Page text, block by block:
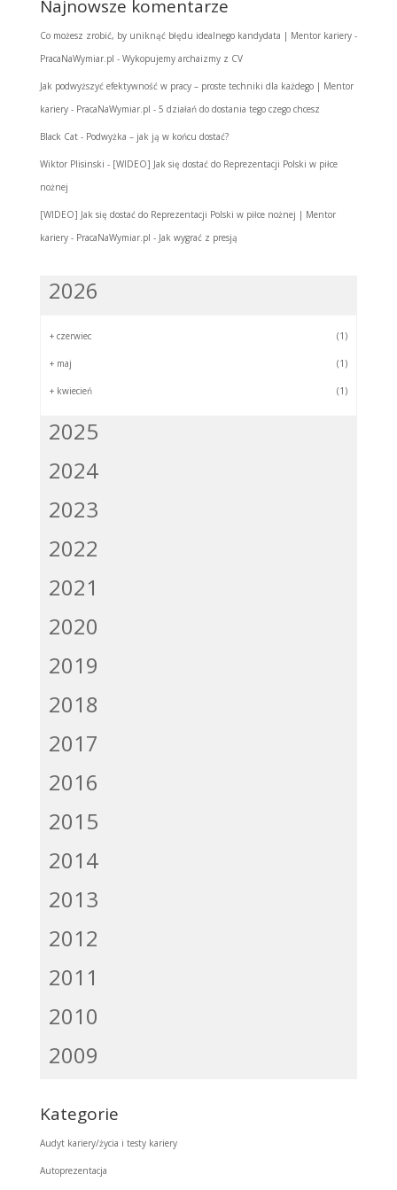
Najnowsze komentarze
Co możesz zrobić, by uniknąć błędu idealnego kandydata | Mentor kariery -
PracaNaWymiar.pl - Wykopujemy archaizmy z CV
Jak podwyższyć efektywność w pracy – proste techniki dla każdego | Mentor
kariery - PracaNaWymiar.pl - 5 działań do dostania tego czego chcesz
Black Cat- Podwyżka – jak ją w końcu dostać?
Wiktor Plisinski - [WIDEO] Jak się dostać do Reprezentacji Polski w piłce
nożnej
[WIDEO] Jak się dostać do Reprezentacji Polski w piłce nożnej | Mentor
kariery - PracaNaWymiar.pl - Jak wygrać z presją
2026
+ czerwiec (1)
+ maj (1)
+ kwiecień (1)
2025
2024
2023
2022
2021
2020
2019
2018
2017
2016
2015
2014
2013
2012
2011
2010
2009
Kategorie
Audyt kariery/życia i testy kariery
Autoprezentacja